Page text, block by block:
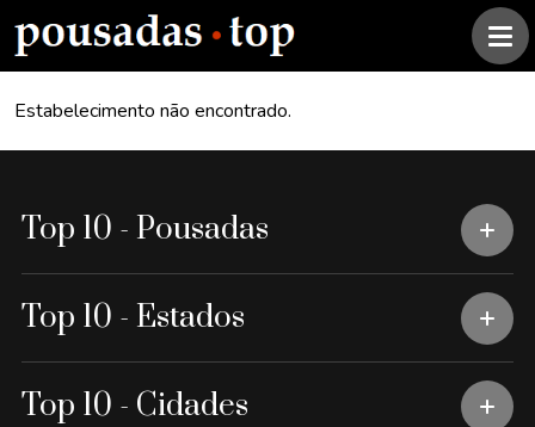
Estabelecimento não encontrado.
Top 10 - Pousadas
Top 10 - Estados
Top 10 - Cidades